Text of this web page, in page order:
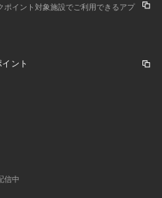
ポイント対象施設でご利用できるアプ
ント
信中